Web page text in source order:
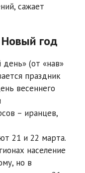
сажает
год
день» (от «нав»
праздник
весеннего
– иранцев,
21 и 22 марта.
население
но в